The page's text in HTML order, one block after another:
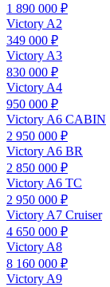
1 890 000 ₽
Victory A2
349 000 ₽
Victory A3
830 000 ₽
Victory A4
950 000 ₽
Victory A6 CABIN
2 950 000 ₽
Victory A6 BR
2 850 000 ₽
Victory A6 TC
2 950 000 ₽
Victory A7 Cruiser
4 650 000 ₽
Victory A8
8 160 000 ₽
Victory A9